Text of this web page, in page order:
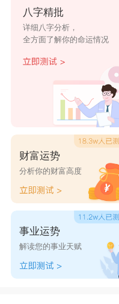
迈彩
添美 克明峻德
艾雅
润庆湖
康富欣
八字精批
详细八字分析，
全方面了解你的命运情况
财富运势
分析你的财富高度
事业运势
解读您的事业天赋